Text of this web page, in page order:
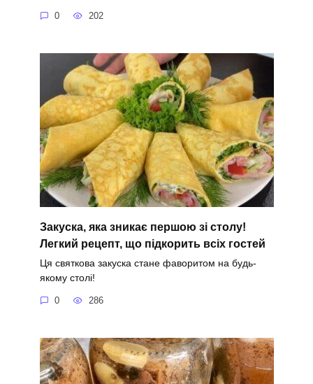
0 202
Закуска, яка зникає першою зі столу!
Легкий рецепт, що підкорить всіх гостей
Ця святкова закуска стане фаворитом на будь-
якому столі!
0 286